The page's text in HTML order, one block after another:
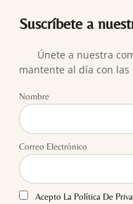
Suscríbete a
Únete a nuestra
mantente al día con
Nombre
Correo Electrónico
Acepto La Política De